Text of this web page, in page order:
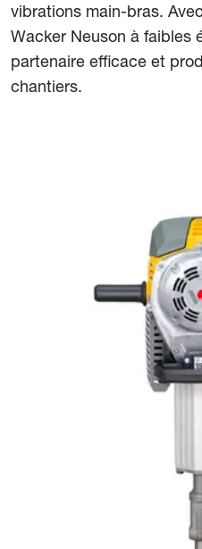
vibrations main-bras.
Wacker Neuson à faibles
partenaire efficace et
chantiers.